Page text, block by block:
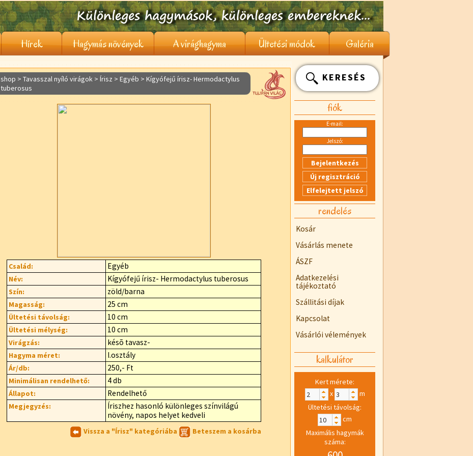
Hírek Hagymás növények A virághagyma Ültetési módok Galéria
shop > Tavasszal nyíló virágok > Írisz > Egyéb > Kígyófejű írisz- Hermodactylus
tuberosus
Család: Egyéb
Név: Kígyófejű írisz- Hermodactylus tuberosus
Szín: zöld/barna
Magasság: 25 cm
Ültetési távolság: 10 cm
Ültetési mélység: 10 cm
Virágzás: késõ tavasz-
Hagyma méret: I.osztály
Ár/db: 250,- Ft
Minimálisan rendelhető: 4 db
Állapot: Rendelhető
Megjegyzés:
Íriszhez hasonló különleges színvilágú
növény, napos helyet kedveli
Vissza a "Írisz" kategóriába Beteszem a kosárba
KERESÉS
fiók
E-mail:
Jelszó:
rendelés
Kosár
Vásárlás menete
ÁSZF
Adatkezelési
tájékoztató
Szállitási díjak
Kapcsolat
Vásárlói vélemények
kalkulátor
Kert mérete:
x
m
Ültetési távolság:
cm
Maximális hagymák
száma: